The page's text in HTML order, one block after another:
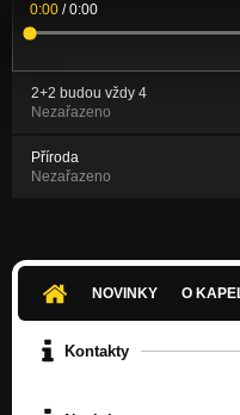
0:00 /0:00
2+2 budou vždy 4
Nezařazeno
Příroda
Nezařazeno
NOVINKY O
Kontakty